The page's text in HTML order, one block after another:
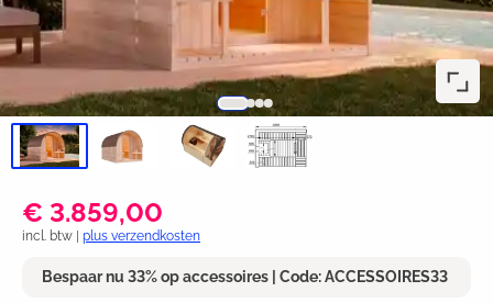
€ 3.859,00
incl. btw | plus verzendkosten
Bespaar nu 33% op accessoires | Code: ACCESSOIRES33